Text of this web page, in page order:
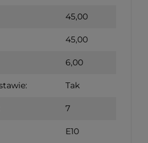
45,00
45,00
6,00
Tak
7
E10